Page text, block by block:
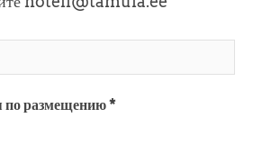
по размещению